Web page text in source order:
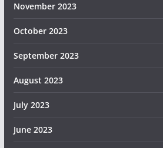
November 2023
October 2023
September 2023
August 2023
July 2023
June 2023